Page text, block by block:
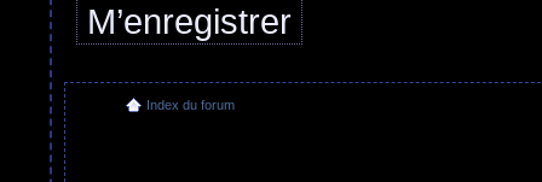
M’enregistrer
Index du forum